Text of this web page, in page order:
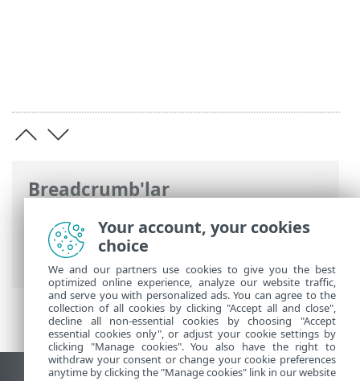
Breadcrumb'lar
ESET Online Yardım>ESET Password
Manager
>SSS> Password Manager kilidi
nasıl açılır?
Your account, your cookies
choice
We and our partners use cookies to give you the best
optimized online experience, analyze our website traffic,
and serve you with personalized ads. You can agree to the
collection of all cookies by clicking "Accept all and close",
decline all non-essential cookies by choosing "Accept
essential cookies only", or adjust your cookie settings by
clicking "Manage cookies". You also have the right to
withdraw your consent or change your cookie preferences
anytime by clicking the "Manage cookies" link in our website